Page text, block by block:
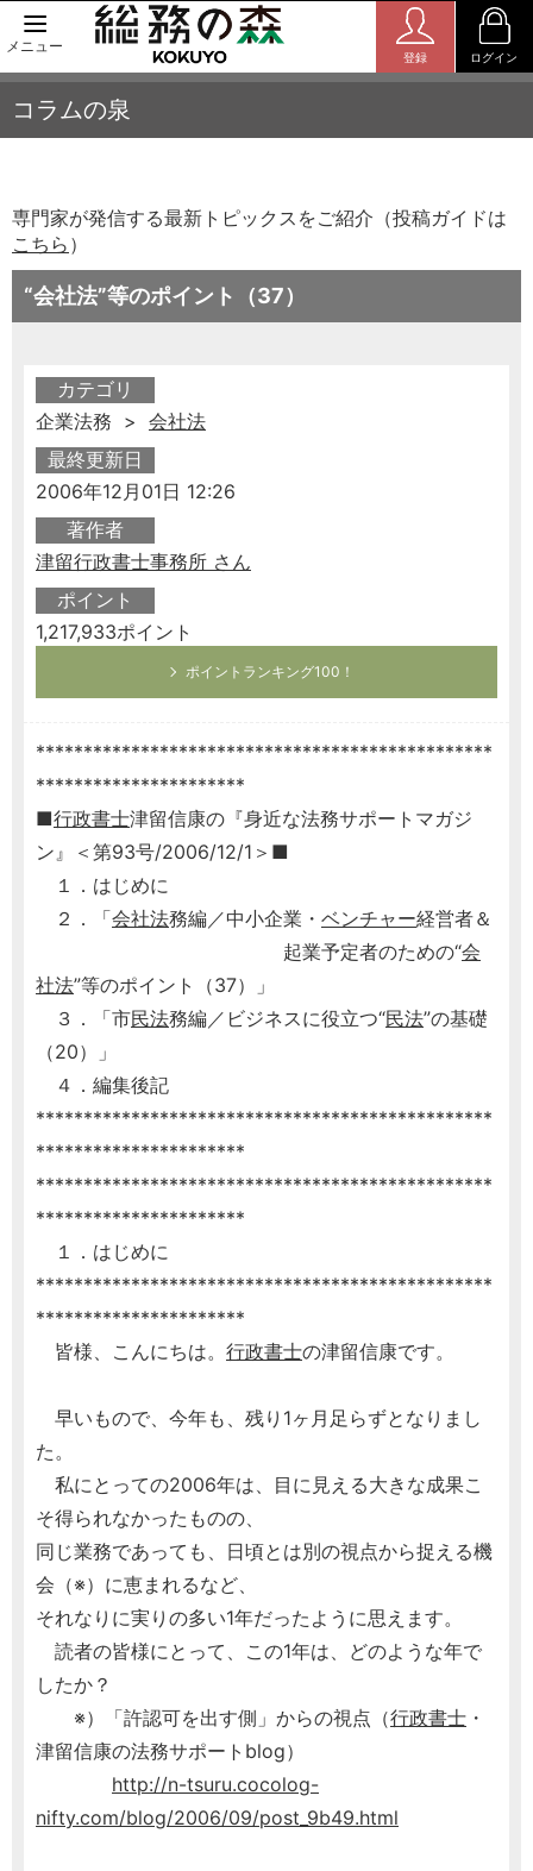
メニュー
登録 ログイン
コラムの泉
専門家が発信する最新トピックスをご紹介（投稿ガイドは
こちら ）
“会社法”等のポイント（37）
カテゴリ
企業法務 > 会社法
最終更新日
2006年12月01日 12:26
著作者
津留行政書士事務所 さん
ポイント
1,217,933ポイント
ポイントランキング100！
************************************************
**********************
■行政書士津留信康の『身近な法務サポートマガジ
ン』＜第93号/2006/12/1＞■
１．はじめに
２．「会社法務編／中小企業・ ベンチャー経営者＆
起業予定者のための“会
社法”等のポイント（37）」
３．「市民法務編／ビジネスに役立つ“民法”の基礎
（20）」
４．編集後記
************************************************
**********************
************************************************
**********************
１．はじめに
************************************************
**********************
皆様、こんにちは。 行政書士の津留信康です。
早いもので、今年も、残り1ヶ月足らずとなりまし
た。
私にとっての2006年は、目に見える大きな成果こ
そ得られなかったものの、
同じ業務であっても、日頃とは別の視点から捉える機
会（※）に恵まれるなど、
それなりに実りの多い1年だったように思えます。
読者の皆様にとって、この1年は、どのような年で
したか？
※）「許認可を出す側」からの視点（行政書士 ・
津留信康の法務サポートblog）
http://n-tsuru.cocolog-
nifty.com/blog/2006/09/post_9b49.html